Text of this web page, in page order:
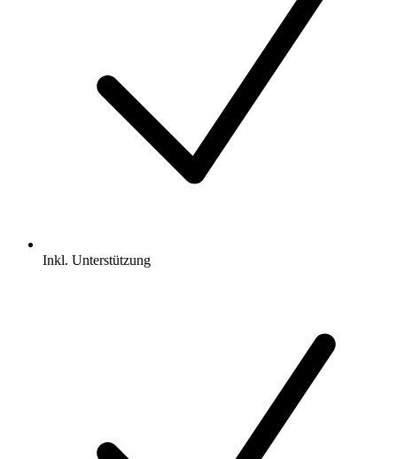
Inkl. Unterstützung